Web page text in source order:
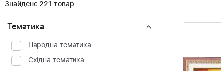
Знайдено 221 товар
Тематика
Народна тематика
Східна тематика